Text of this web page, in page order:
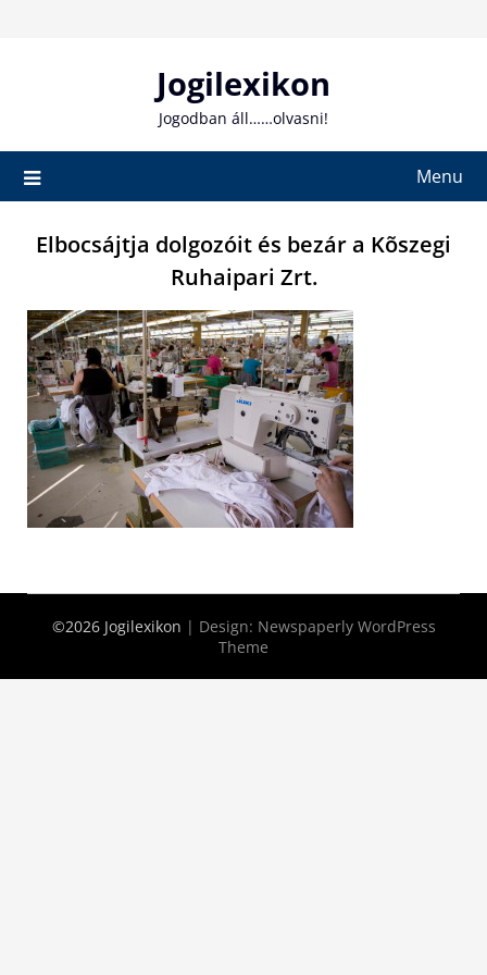
Jogilexikon
Jogodban áll……olvasni!
Menu
Elbocsájtja dolgozóit és bezár a Kõszegi
Ruhaipari Zrt.
©2026 Jogilexikon | Design: Newspaperly WordPress
Theme